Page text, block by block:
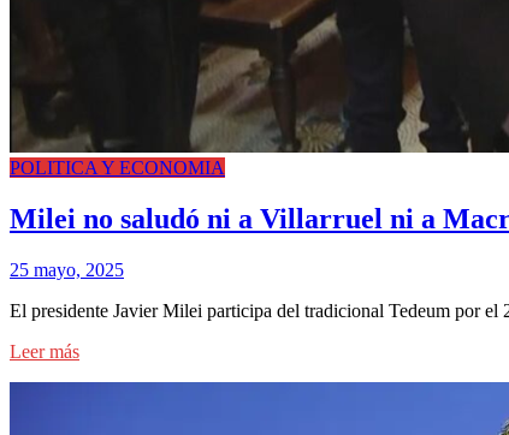
POLITICA Y ECONOMIA
Milei no saludó ni a Villarruel ni a
25 mayo, 2025
El presidente Javier Milei participa del tradicional Tedeum por
Leer más